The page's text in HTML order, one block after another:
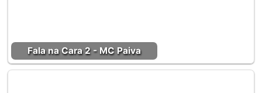
Fala na Cara 2 - MC Paiva